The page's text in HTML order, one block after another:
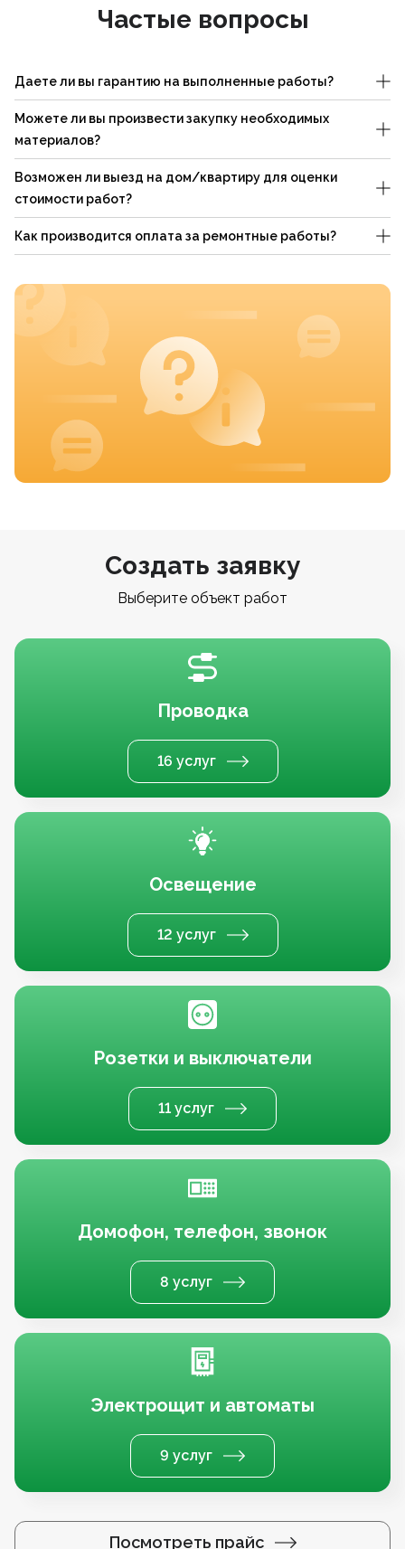
Частые вопросы
Даете ли вы гарантию на выполненные работы?
Можете ли вы произвести закупку необходимых
материалов?
Возможен ли выезд на дом/квартиру для оценки
стоимости работ?
Как производится оплата за ремонтные работы?
Создать заявку
Выберите объект работ
Проводка
16 услуг
Освещение
12 услуг
Розетки и выключатели
11 услуг
Домофон, телефон, звонок
8 услуг
Электрощит и автоматы
9 услуг
Посмотреть прайс